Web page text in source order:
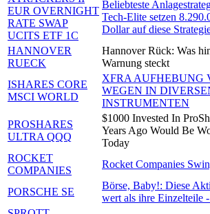
EUR OVERNIGHT
RATE SWAP
UCITS ETF 1C
Beliebteste
Tech-Elite setzen
Dollar auf diese
HANNOVER
RUECK
Hannover Rück: Was
Warnung steckt
ISHARES CORE
MSCI WORLD
XFRA AUFHEBUNG
WEGEN IN
INSTRUMENTEN
PROSHARES
ULTRA QQQ
$1000 Invested In
Years Ago Would Be
Today
ROCKET
COMPANIES
Rocket Companies
PORSCHE SE
Börse, Baby!: Diese
wert als ihre Einzelteile